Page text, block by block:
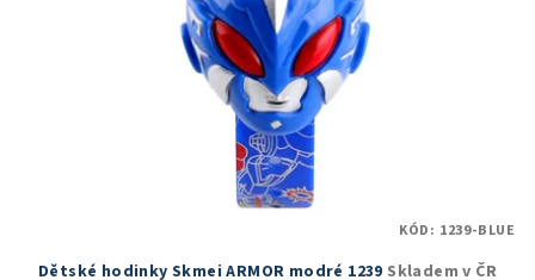
Dětské hodinky Skmei ARMOR modré 1239 Skladem v ČR
KÓD: 1239-BLUE